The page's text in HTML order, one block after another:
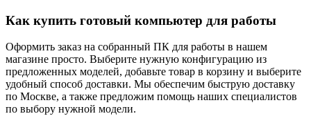
Как купить готовый компьютер для работы
Оформить заказ на собранный ПК для работы в нашем
магазине просто. Выберите нужную конфигурацию из
предложенных моделей, добавьте товар в корзину и выберите
удобный способ доставки. Мы обеспечим быструю доставку
по Москве, а также предложим помощь наших специалистов
по выбору нужной модели.